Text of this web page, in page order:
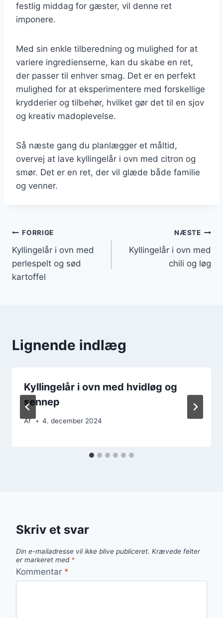
festlig middag for gæster, vil denne ret
imponere.
Med sin enkle tilberedning og mulighed for at
variere ingredienserne, kan du skabe en ret,
der passer til enhver smag. Det er en perfekt
mulighed for at eksperimentere med forskellige
krydderier og tilbehør, hvilket gør det til en sjov
og kreativ madoplevelse.
Så næste gang du planlægger et måltid,
overvej at lave kyllingelår i ovn med citron og
smør. Det er en ret, der vil glæde både familie
og venner.
Indlægsnavigation
FORRIGE
Kyllingelår i ovn med
perlespelt og sød
kartoffel
NÆSTE
Kyllingelår i ovn med
chili og løg
Lignende indlæg
Kyllingelår i ovn med hvidløg og
sennep
Af 4. december 2024
Skriv et svar
Din e-mailadresse vil ikke blive publiceret. Krævede felter
er markeret med *
Kommentar *